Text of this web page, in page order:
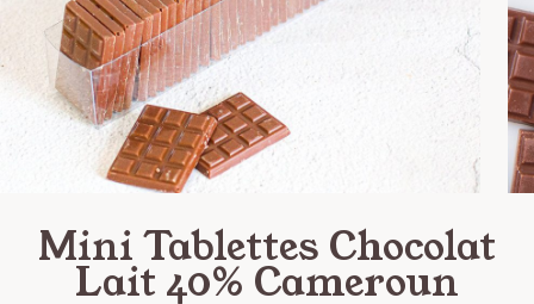
Mini Tablettes Chocolat
Lait 40% Cameroun